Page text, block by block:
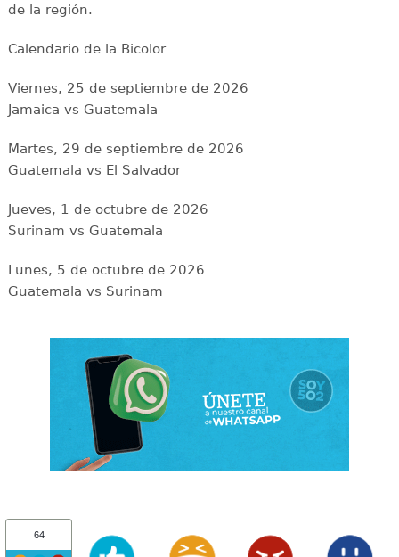
de la región.
Calendario de la Bicolor
Viernes, 25 de septiembre de 2026
Jamaica vs Guatemala
Martes, 29 de septiembre de 2026
Guatemala vs El Salvador
Jueves, 1 de octubre de 2026
Surinam vs Guatemala
Lunes, 5 de octubre de 2026
Guatemala vs Surinam
64